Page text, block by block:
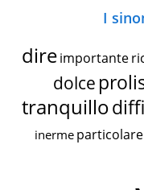
I
dire importante
dolce
tranquillo
inerme particolare